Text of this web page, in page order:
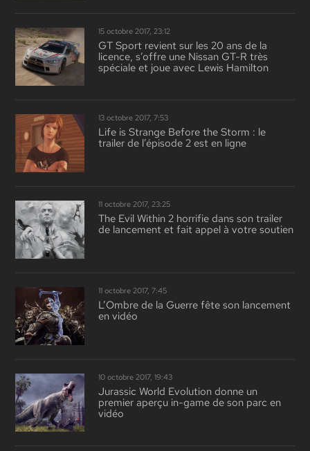
15 octobre 2017, 23:12
GT Sport revient sur les 20 ans de la
licence, s’offre une Nissan GT-R très
spéciale et joue avec Lewis Hamilton
13 octobre 2017, 7:53
Life is Strange Before the Storm : le
trailer de l’épisode 2 est en ligne
11 octobre 2017, 23:25
The Evil Within 2 horrifie dans son trailer
de lancement et fait appel à votre soutien
11 octobre 2017, 7:45
L’Ombre de la Guerre fête son lancement
en vidéo
10 octobre 2017, 19:43
Jurassic World Evolution donne un
premier aperçu in-game de son parc en
vidéo